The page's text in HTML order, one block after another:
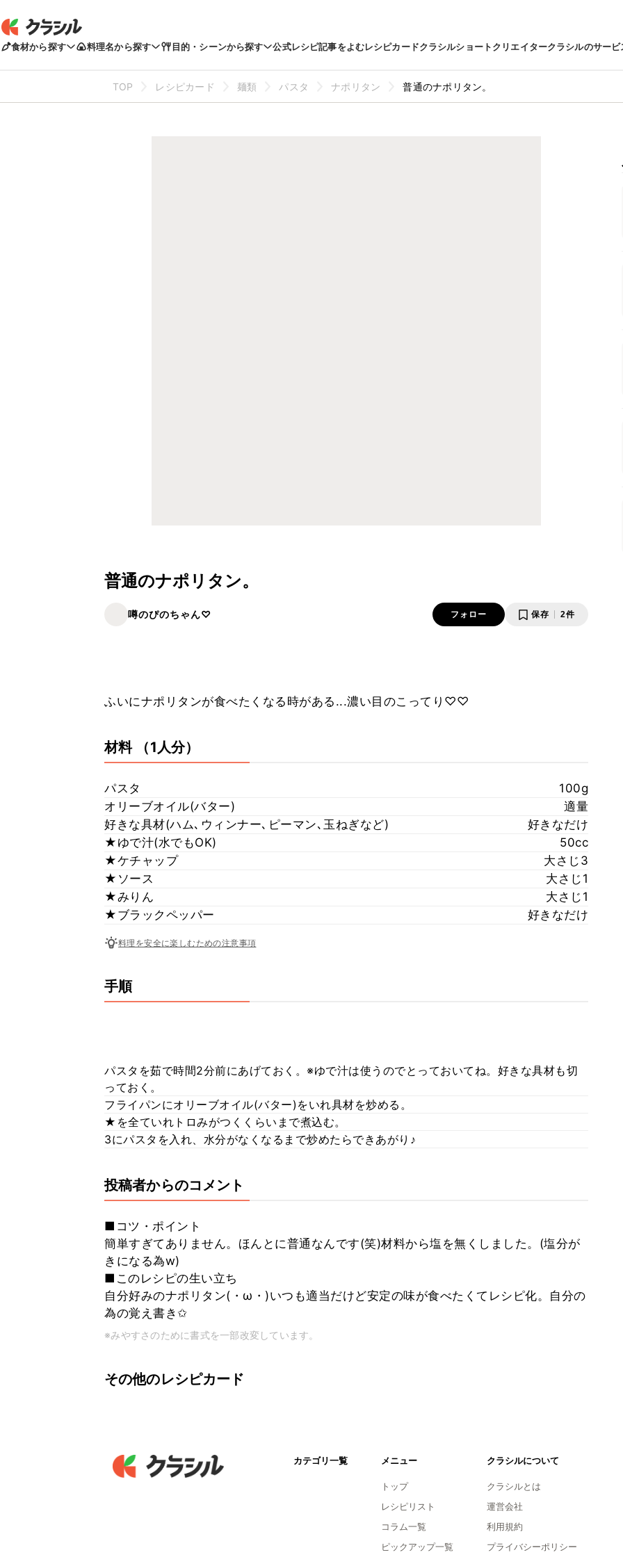
食材から探す 料理名から探す 目的・シーンから探す 公式レシピ記事をよむレシピカードクラシルショートクリエイタークラシルのサービ
TOP レシピカード 麺類 パスタ ナポリタン 普通のナポリタン。
普通のナポリタン。
噂のぴのちゃん♡ フォロー 保存 2件
ふいにナポリタンが食べたくなる時がある...濃い目のこってり♡♡
材料 （1人分）
パスタ
100g
オリーブオイル(バター)
適量
好きな具材(ハム､ウィンナー､ピーマン､玉ねぎなど)
好きなだけ
★ゆで汁(水でもOK)
50cc
★ケチャップ
大さじ3
★ソース
大さじ1
★みりん
大さじ1
★ブラックペッパー
好きなだけ
料理を安全に楽しむための注意事項
手順
パスタを茹で時間2分前にあげておく。※ゆで汁は使うのでとっておいてね。好きな具材も切
っておく。
フライパンにオリーブオイル(バター)をいれ具材を炒める。
★を全ていれトロみがつくくらいまで煮込む。
3にパスタを入れ、水分がなくなるまで炒めたらできあがり♪
投稿者からのコメント
■コツ・ポイント
簡単すぎてありません。ほんとに普通なんです(笑)材料から塩を無くしました。(塩分が
きになる為w)
■このレシピの生い立ち
自分好みのナポリタン(・ω・)いつも適当だけど安定の味が食べたくてレシピ化。自分の
為の覚え書き✩
※みやすさのために書式を一部改変しています。
その他のレシピカード
カテゴリ一覧 メニュー
トップ
レシピリスト
コラム一覧
ピックアップ一覧
クラシルについて
クラシルとは
運営会社
利用規約
プライバシーポリシー